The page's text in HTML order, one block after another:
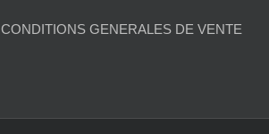
CONDITIONS GENERALES DE VENTE